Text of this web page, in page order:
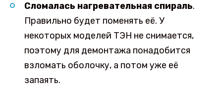
Сломалась нагревательная спираль.
Правильно будет поменять её. У
некоторых моделей ТЭН не снимается,
поэтому для демонтажа понадобится
взломать оболочку, а потом уже её
запаять.